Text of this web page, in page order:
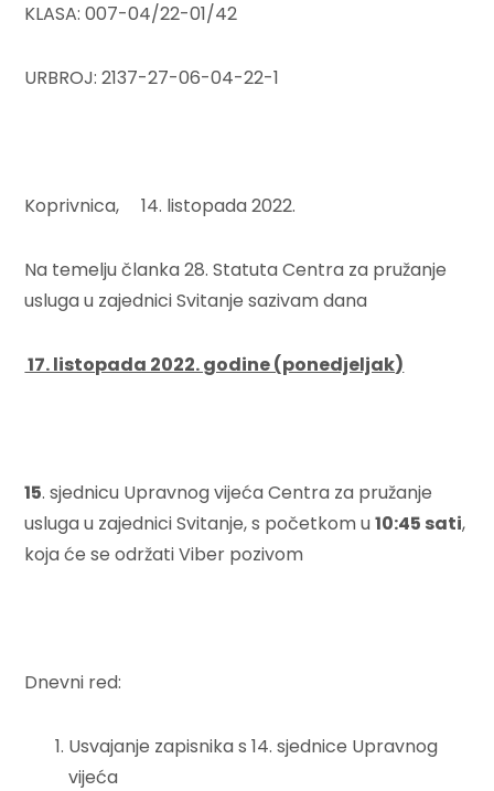
KLASA: 007-04/22-01/42
URBROJ: 2137-27-06-04-22-1
Koprivnica, 14. listopada 2022.
Na temelju članka 28. Statuta Centra za pružanje
usluga u zajednici Svitanje sazivam dana
17. listopada 2022. godine (ponedjeljak)
15. sjednicu Upravnog vijeća Centra za pružanje
usluga u zajednici Svitanje, s početkom u10:45 sati,
koja će se održati Viber pozivom
Dnevni red:
Usvajanje zapisnika s 14. sjednice Upravnog
vijeća